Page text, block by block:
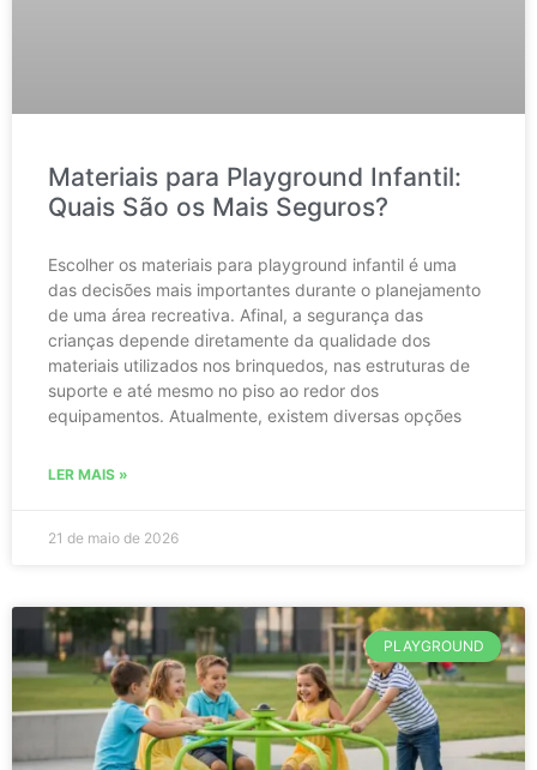
Materiais para Playground Infantil:
Quais São os Mais Seguros?
Escolher os materiais para playground infantil é uma
das decisões mais importantes durante o planejamento
de uma área recreativa. Afinal, a segurança das
crianças depende diretamente da qualidade dos
materiais utilizados nos brinquedos, nas estruturas de
suporte e até mesmo no piso ao redor dos
equipamentos. Atualmente, existem diversas opções
LER MAIS »
21 de maio de 2026
PLAYGROUND